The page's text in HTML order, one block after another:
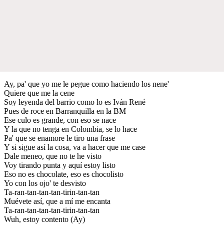
Ay, pa' que yo me le pegue como haciendo los nene'
Quiere que me la cene
Soy leyenda del barrio como lo es Iván René
Pues de roce en Barranquilla en la BM
Ese culo es grande, con eso se nace
Y la que no tenga en Colombia, se lo hace
Pa' que se enamore le tiro una frase
Y si sigue así la cosa, va a hacer que me case
Dale meneo, que no te he visto
Voy tirando punta y aquí estoy listo
Eso no es chocolate, eso es chocolisto
Yo con los ojo' te desvisto
Ta-ran-tan-tan-tan-tirin-tan-tan
Muévete así, que a mí me encanta
Ta-ran-tan-tan-tan-tirin-tan-tan
Wuh, estoy contento (Ay)